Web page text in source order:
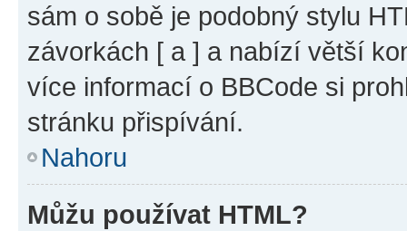
sám o sobě je podobný stylu
závorkách [ a ] a nabízí větší
více informací o BBCode si
stránku přispívání.
Nahoru
Můžu používat HTML?